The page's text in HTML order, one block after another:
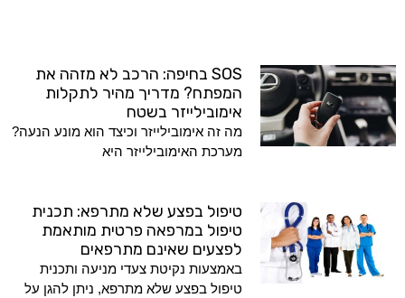
SOS בחיפה: הרכב לא מזהה את
המפתח? מדריך מהיר לתקלות
אימובילייזר בשטח
מה זה אימובילייזר וכיצד הוא מונע הנעה?
מערכת האימובילייזר היא
טיפול בפצע שלא מתרפא: תכנית
טיפול במרפאה פרטית מותאמת
לפצעים שאינם מתרפאים
באמצעות נקיטת צעדי מניעה ותכנית
טיפול בפצע שלא מתרפא, ניתן להגן על